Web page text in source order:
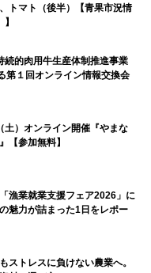
トマト（後半）【青果市況情
的肉用牛生産体制推進事業
第１回オンライン情報交換会
土）オンライン開催『やまな
【参加無料】
漁業就業支援フェア2026」に
魅力が詰まった1日をレポー
ストレスに負けない農業へ。